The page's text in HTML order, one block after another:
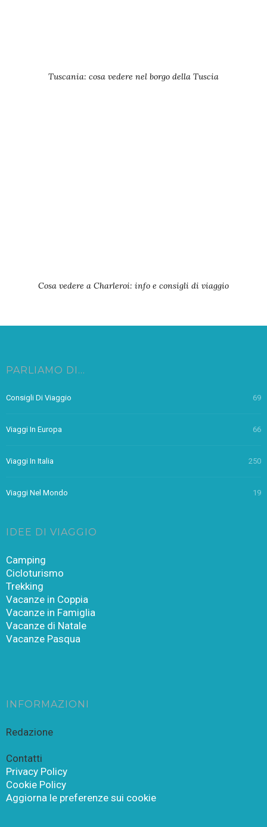
Tuscania: cosa vedere nel borgo della Tuscia
Cosa vedere a Charleroi: info e consigli di viaggio
PARLIAMO DI…
Consigli Di Viaggio 69
Viaggi In Europa 66
Viaggi In Italia 250
Viaggi Nel Mondo 19
IDEE DI VIAGGIO
Camping
Cicloturismo
Trekking
Vacanze in Coppia
Vacanze in Famiglia
Vacanze di Natale
Vacanze Pasqua
INFORMAZIONI
Redazione
Contatti
Privacy Policy
Cookie Policy
Aggiorna le preferenze sui cookie